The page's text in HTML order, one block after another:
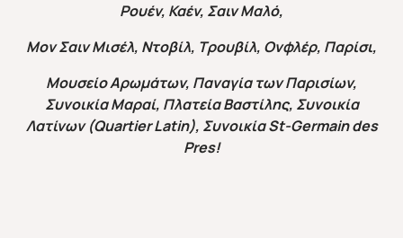
Ρουέν, Καέν, Σαιν Μαλό,
Μον Σαιν Μισέλ, Ντοβίλ, Τρουβίλ, Ονφλέρ, Παρίσι,
Μουσείο Αρωμάτων, Παναγία των Παρισίων,
Συνοικία Μαραί, Πλατεία Βαστίλης, Συνοικία
Λατίνων (Quartier Latin), Συνοικία St-Germain des
Pres!